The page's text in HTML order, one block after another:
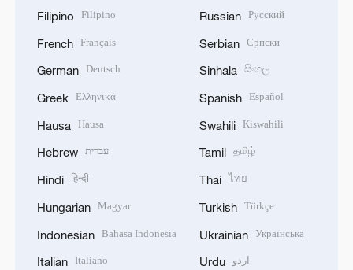
Filipino Filipino
French Français
German Deutsch
Greek Ελληνικά
Hausa Hausa
Hebrew עברית
Hindi हिन्दी
Hungarian Magyar
Indonesian Bahasa Indonesia
Italian Italiano
Russian Русский
Serbian Српски
Sinhala සිංහල
Spanish Español
Swahili Kiswahili
Tamil தமிழ்
Thai ไทย
Turkish Türkçe
Ukrainian Українська
Urdu اردو